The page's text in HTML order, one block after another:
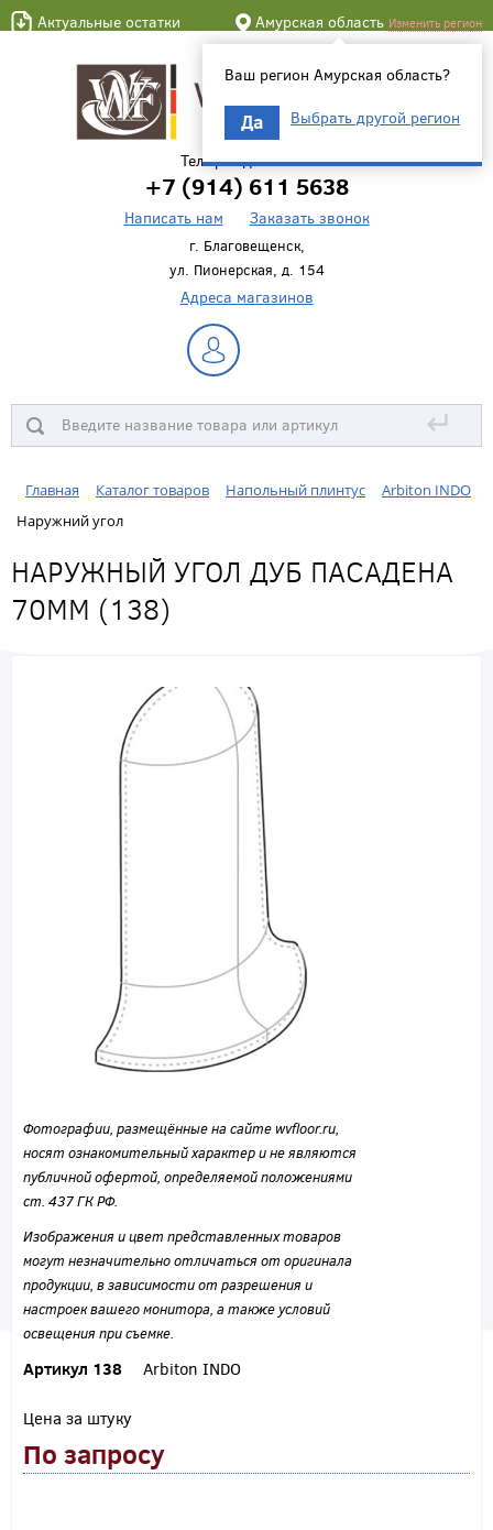
Актуальные остатки Амурская область Изменить регион
Ваш регион Амурская область?
Да Выбрать другой регион
Телефон для связи
+7 (914) 611 5638
Написать нам Заказать звонок
г. Благовещенск,
ул. Пионерская, д. 154
Адреса магазинов
↵
Главная Каталог товаров Напольный плинтус
Arbiton INDO
Наружний угол
НАРУЖНЫЙ УГОЛ ДУБ ПАСАДЕНА
70ММ (138)
Фотографии, размещённые на сайте wvfloor.ru,
носят ознакомительный характер и не являются
публичной офертой, определяемой положениями
ст. 437 ГК РФ.
Изображения и цвет представленных товаров
могут незначительно отличаться от оригинала
продукции, в зависимости от разрешения и
настроек вашего монитора, а также условий
освещения при съемке.
Артикул 138 Arbiton INDO
Цена за штуку
По запросу